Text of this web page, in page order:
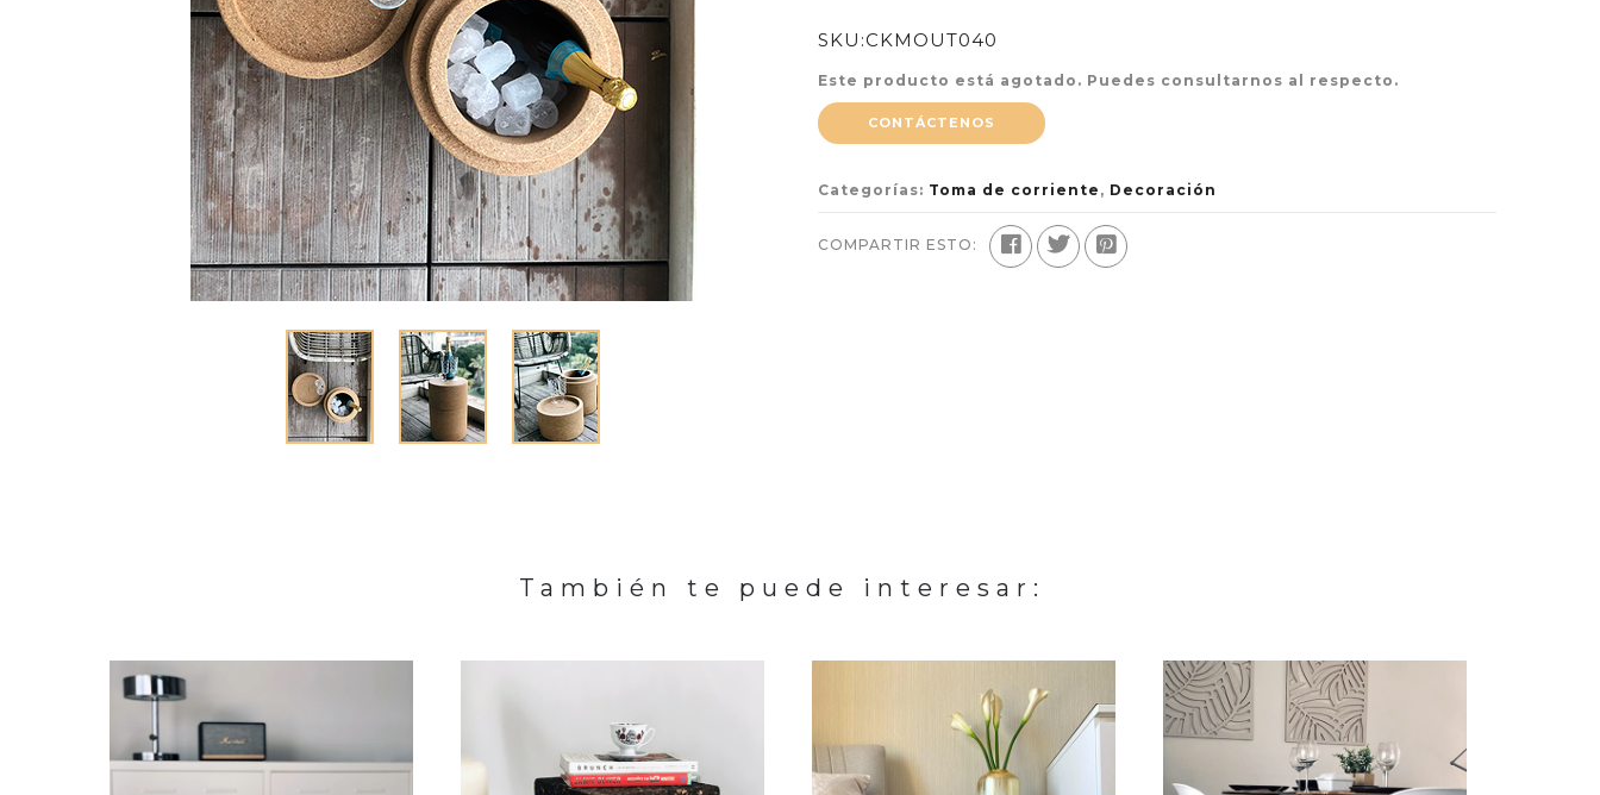
SKU:CKMOUT040
Este producto está agotado. Puedes consultarnos al respecto.
CONTÁCTENOS
Categorías: Toma de corriente , Decoración
COMPARTIR ESTO:
También te puede interesar: